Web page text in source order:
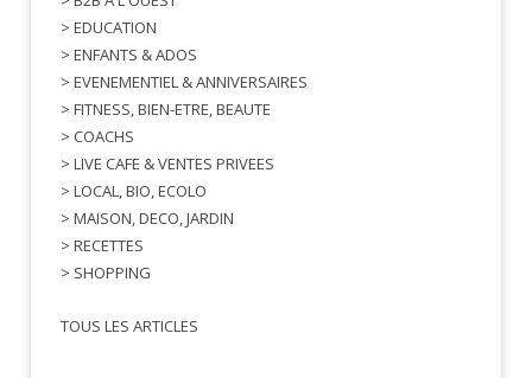
> EDUCATION
> ENFANTS & ADOS
> EVENEMENTIEL & ANNIVERSAIRES
> FITNESS, BIEN-ETRE, BEAUTE
> COACHS
> LIVE CAFE & VENTES PRIVEES
> LOCAL, BIO, ECOLO
> MAISON, DECO, JARDIN
> RECETTES
> SHOPPING
TOUS LES ARTICLES